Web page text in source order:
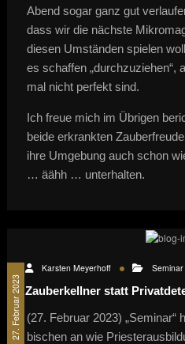
Abend sogar ganz gut
dass wir die nächste
diesen Umständen spielen
es schaffen „durchzuziehen“,
mal nicht perfekt sind.
Ich freue mich im Übrigen
beide erkrankten
ihre Umgebung auch schon
… äähh … unterhalten.
27. Februar 2023
Karsten Meyerhoff Seminar
Zauberkellner statt
(27. Februar 2023) „Seminar“
bischen an wie